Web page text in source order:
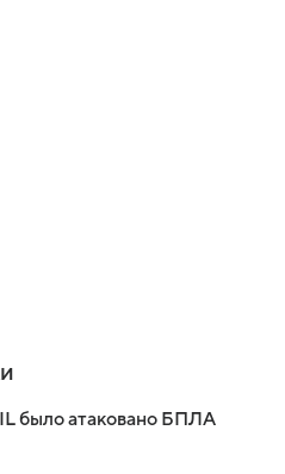
было атаковано БПЛА